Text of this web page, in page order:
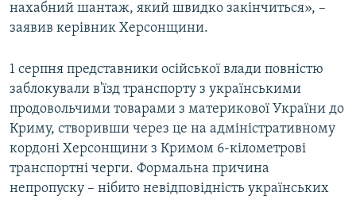
нахабний шантаж, який швидко закінчиться», –
заявив керівник Херсонщини.
1 серпня представники осійської влади повністю
заблокували в'їзд транспорту з українськими
продовольчими товарами з материкової України до
Криму, створивши через це на адміністративному
кордоні Херсонщини з Кримом 6-кілометрові
транспортні черги. Формальна причина
непропуску – нібито невідповідність українських